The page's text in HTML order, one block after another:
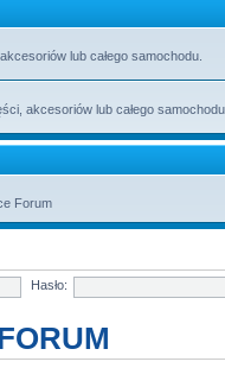
lub całego samochodu.
akcesoriów lub całego
Forum
Hasło: